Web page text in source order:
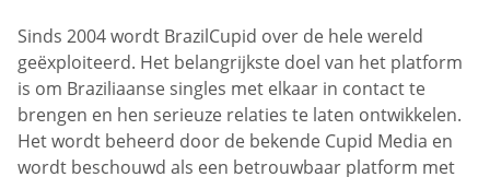
Sinds 2004 wordt BrazilCupid over de hele wereld
geëxploiteerd. Het belangrijkste doel van het platform
is om Braziliaanse singles met elkaar in contact te
brengen en hen serieuze relaties te laten ontwikkelen.
Het wordt beheerd door de bekende Cupid Media en
wordt beschouwd als een betrouwbaar platform met